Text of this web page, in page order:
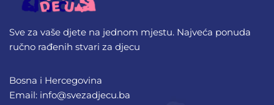
Sve za vaše djete na jednom mjestu. Najveća ponuda
ručno rađenih stvari za djecu
Bosna i Hercegovina
Email: info@svezadjecu.ba